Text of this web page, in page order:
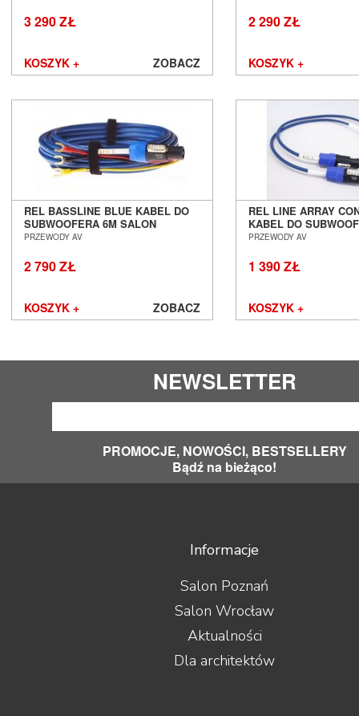
3 290 ZŁ
KOSZYK + ZOBACZ
2 290 ZŁ
KOSZYK +
REL BASSLINE BLUE KABEL DO
SUBWOOFERA 6M SALON
POZNAŃ WROCŁAW
PRZEWODY AV
2 790 ZŁ
KOSZYK + ZOBACZ
REL LINE ARRAY
KABEL DO
POZNAŃ WROCŁAW
PRZEWODY AV
1 390 ZŁ
KOSZYK +
NEWSLETTER
PROMOCJE, NOWOŚCI, BESTSELLERY
Bądź na bieżąco!
Informacje
Salon Poznań
Salon Wrocław
Aktualności
Dla architektów